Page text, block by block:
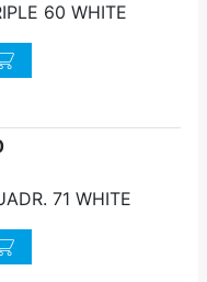
60 WHITE
quantité
quantité
71 WHITE
quantité
quantité